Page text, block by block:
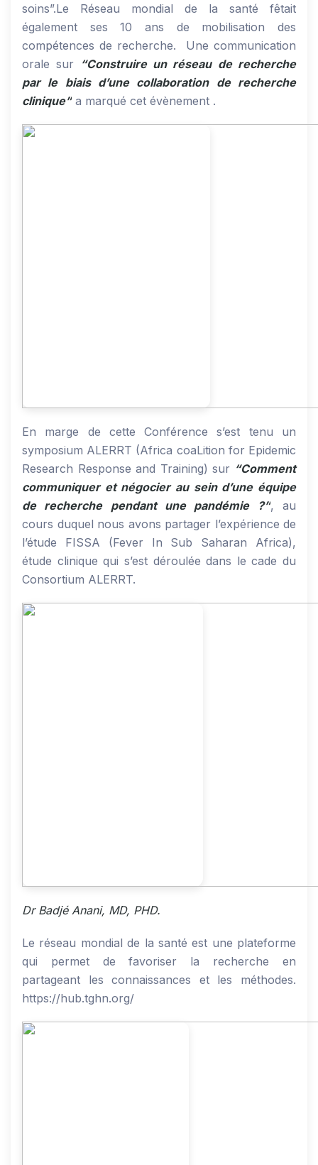
soins”.Le Réseau mondial de la santé fêtait
également ses 10 ans de mobilisation des
compétences de recherche. Une communication
orale sur “Construire un réseau de recherche
par le biais d’une collaboration de recherche
clinique” a marqué cet évènement .
En marge de cette Conférence s’est tenu un
symposium ALERRT (Africa coaLition for Epidemic
Research Response and Training) sur “Comment
communiquer et négocier au sein d’une équipe
de recherche pendant une pandémie ?”, au
cours duquel nous avons partager l’expérience de
l’étude FISSA (Fever In Sub Saharan Africa),
étude clinique qui s’est déroulée dans le cade du
Consortium ALERRT.
Dr Badjé Anani, MD, PHD.
Le réseau mondial de la santé est une plateforme
qui permet de favoriser la recherche en
partageant les connaissances et les méthodes.
https://hub.tghn.org/